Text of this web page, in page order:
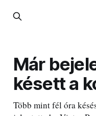
Már
késett a
Több mint fél óra